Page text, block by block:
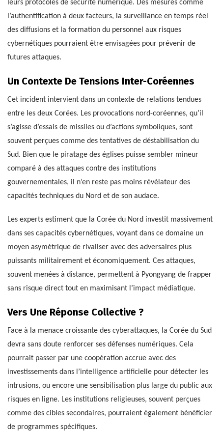
leurs protocoles de sécurité numérique. Des mesures comme
l’authentification à deux facteurs, la surveillance en temps réel
des diffusions et la formation du personnel aux risques
cybernétiques pourraient être envisagées pour prévenir de
futures attaques.
Un Contexte De Tensions Inter-Coréennes
Cet incident intervient dans un contexte de relations tendues
entre les deux Corées. Les provocations nord-coréennes, qu’il
s’agisse d’essais de missiles ou d’actions symboliques, sont
souvent perçues comme des tentatives de déstabilisation du
Sud. Bien que le piratage des églises puisse sembler mineur
comparé à des attaques contre des institutions
gouvernementales, il n’en reste pas moins révélateur des
capacités techniques du Nord et de son audace.
Les experts estiment que la Corée du Nord investit massivement
dans ses capacités cybernétiques, voyant dans ce domaine un
moyen asymétrique de rivaliser avec des adversaires plus
puissants militairement et économiquement. Ces attaques,
souvent menées à distance, permettent à Pyongyang de frapper
sans risque direct tout en maximisant l’impact médiatique.
Vers Une Réponse Collective ?
Face à la menace croissante des cyberattaques, la Corée du Sud
devra sans doute renforcer ses défenses numériques. Cela
pourrait passer par une coopération accrue avec des
investissements dans l’intelligence artificielle pour détecter les
intrusions, ou encore une sensibilisation plus large du public aux
risques en ligne. Les institutions religieuses, souvent perçues
comme des cibles secondaires, pourraient également bénéficier
de programmes spécifiques.